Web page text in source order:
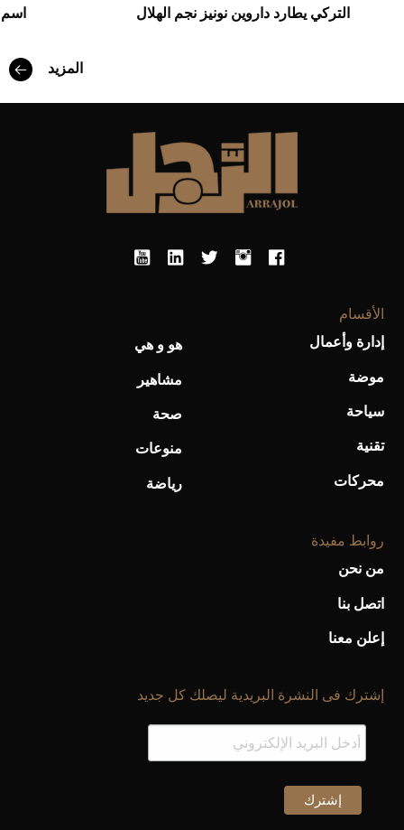
أحذية Mary Jane: ترف وأناقة للرجال
التركي يطارد داروين نونيز نجم الهلال
المزيد
الأقسام
إدارة وأعمال
موضة
سياحة
تقنية
محركات
هو و هي
مشاهير
صحة
منوعات
رياضة
روابط مفيدة
من نحن
اتصل بنا
إعلن معنا
إشترك فى النشرة البريدية ليصلك كل جديد